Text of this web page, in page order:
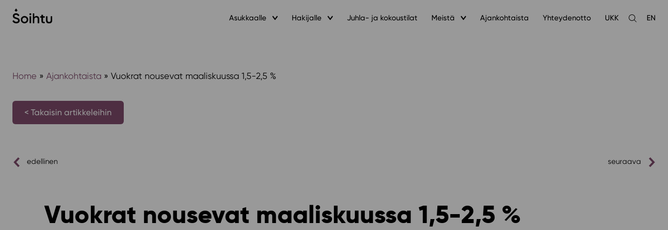
Siirry
sisältöön
Asukkaalle Hakijalle Juhla- ja kokoustilat Meistä Ajankohtaista Yhteydenotto UKK
Avaa
EN
Home » Ajankohtaista » Vuokrat nousevat maaliskuussa 1,5-2,5 %
< Takaisin artikkeleihin
edellinen seuraava
Vuokrat nousevat maaliskuussa 1,5-2,5 %